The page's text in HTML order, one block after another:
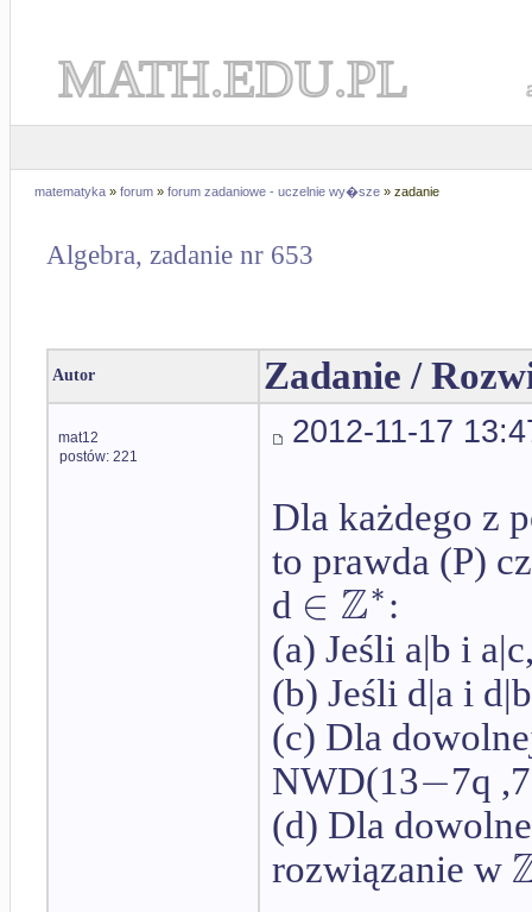
MATH.EDU.PL
matematyka » forum » forum zadaniowe - uczelnie wy�sze » zadanie
Algebra, zadanie nr 653
Autor Zadanie /
mat12
postów: 221
2012-11-17
Dla każdego z
to prawda (P)
d ∈ Z∗:
(a) Jeśli a|b i
(b) Jeśli d|a i
(c) Dla
NWD(13−7q
(d) Dla
rozwiązanie w